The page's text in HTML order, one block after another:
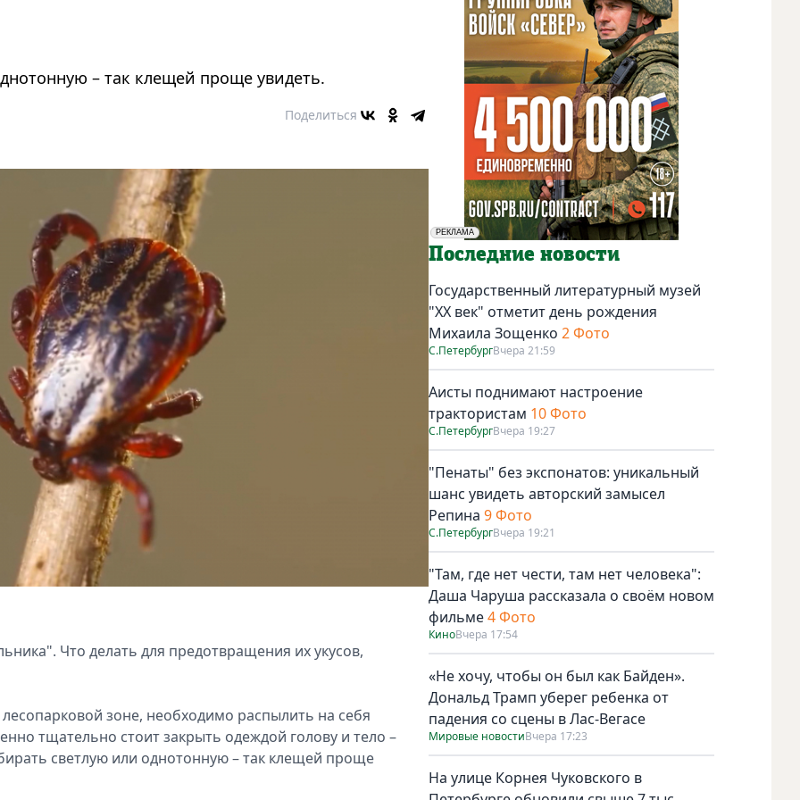
– так клещей проще увидеть.
Поделиться
Что делать для предотвращения их укусов,
зоне, необходимо распылить на себя
тщательно стоит закрыть одеждой голову и тело –
светлую или однотонную – так клещей проще
РЕКЛАМА
Социальная реклама
Последние новости
Государственный литературный музей
"ХХ век" отметит день рождения
Михаила Зощенко 2 Фото
С.ПетербургВчера 21:59
Аисты поднимают настроение
трактористам 10 Фото
С.ПетербургВчера 19:27
"Пенаты" без экспонатов: уникальный
шанс увидеть авторский замысел
Репина 9 Фото
С.ПетербургВчера 19:21
"Там, где нет чести, там нет человека":
Даша Чаруша рассказала о своём новом
фильме4 Фото
КиноВчера 17:54
«Не хочу, чтобы он был как Байден».
Дональд Трамп уберег ребенка от
падения со сцены в Лас-Вегасе
Мировые новостиВчера 17:23
На улице Корнея Чуковского в